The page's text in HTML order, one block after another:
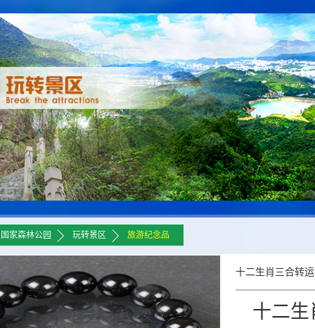
家森林公园 >> 玩转景区 >> 旅游纪念品
十二生肖三合转
十二生